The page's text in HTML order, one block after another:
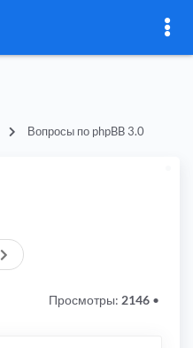
Вопросы по phpBB 3.0
След.
Просмотры: 2146 •